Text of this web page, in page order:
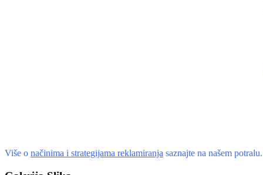
Više o načinima i strategijama reklamiranja saznajte na našem